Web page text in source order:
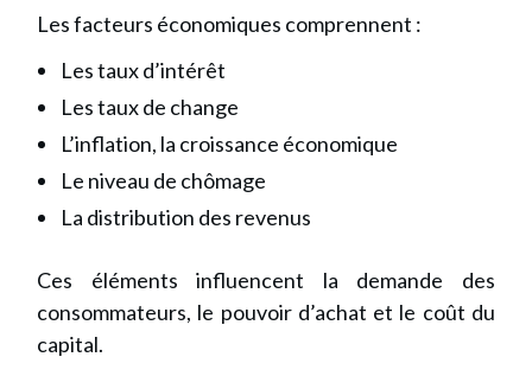
Les facteurs économiques comprennent :
Les taux d’intérêt
Les taux de change
L’inflation, la croissance économique
Le niveau de chômage
La distribution des revenus
Ces éléments influencent la demande des
consommateurs, le pouvoir d’achat et le coût du
capital.